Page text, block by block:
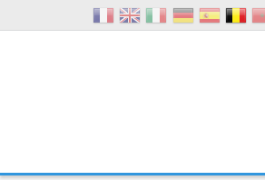
Panneau de gestion des cookies